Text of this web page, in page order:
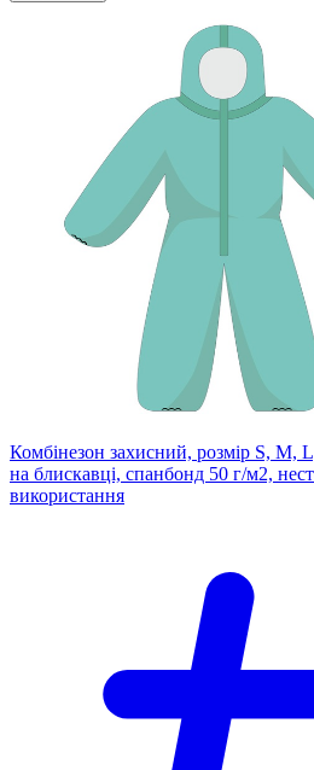
Комбінезон захисний, розмір S,
на блискавці, спанбонд 50 г/м2,
використання